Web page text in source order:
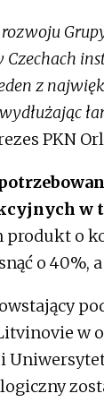
z
PKN
w
o
o 40%,
w